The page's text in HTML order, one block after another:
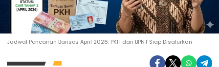
Jadwal Pencairan Bansos April 2026: PKH dan BPNT Siap Disalurkan